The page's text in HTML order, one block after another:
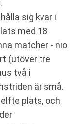
sig kvar i
med 18
matcher - nio
(utöver tre
två i
är små.
elfte plats, och